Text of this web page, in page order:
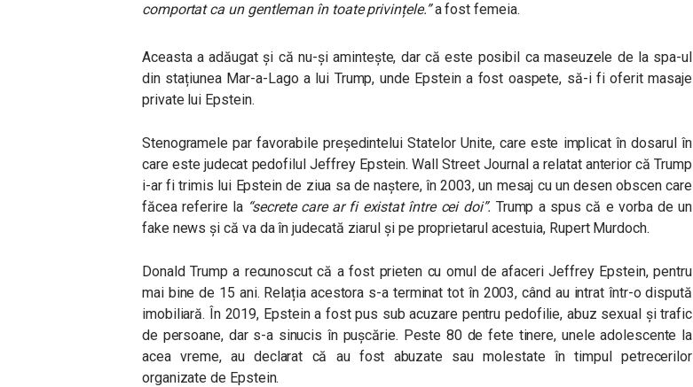
comportat ca un gentleman în toate privințele.”a fost femeia.
Aceasta a adăugat și că nu-și amintește, dar că este posibil ca maseuzele de la spa-ul
din stațiunea Mar-a-Lago a lui Trump, unde Epstein a fost oaspete, să-i fi oferit masaje
private lui Epstein.
Stenogramele par favorabile președintelui Statelor Unite, care este implicat în dosarul în
care este judecat pedofilul Jeffrey Epstein. Wall Street Journal a relatat anterior că Trump
i-ar fi trimis lui Epstein de ziua sa de naștere, în 2003, un mesaj cu un desen obscen care
făcea referire la “secrete care ar fi existat între cei doi”. Trump a spus că e vorba de un
fake news și că va da în judecată ziarul și pe proprietarul acestuia, Rupert Murdoch.
Donald Trump a recunoscut că a fost prieten cu omul de afaceri Jeffrey Epstein, pentru
mai bine de 15 ani. Relația acestora s-a terminat tot în 2003, când au intrat într-o dispută
imobiliară. În 2019, Epstein a fost pus sub acuzare pentru pedofilie, abuz sexual și trafic
de persoane, dar s-a sinucis în pușcărie. Peste 80 de fete tinere, unele adolescente la
acea vreme, au declarat că au fost abuzate sau molestate în timpul petrecerilor
organizate de Epstein.